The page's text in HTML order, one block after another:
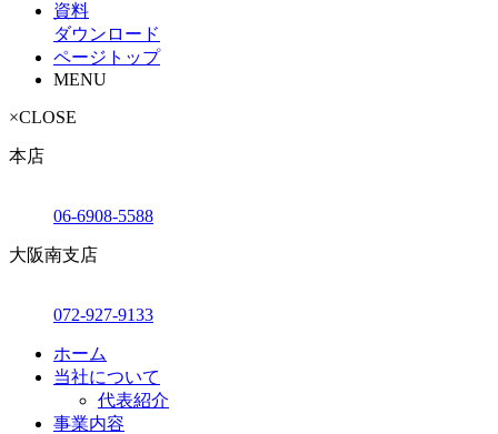
資料
ダウンロード
ページトップ
MENU
×CLOSE
本店
06-6908-5588
大阪南支店
072-927-9133
ホーム
当社について
代表紹介
事業内容